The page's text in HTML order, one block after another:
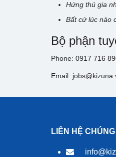
Hứng thú gia
Bất cứ lúc nào
Bộ phận
Phone: 0917 716
Email:
LIÊN HỆ CHÚNG